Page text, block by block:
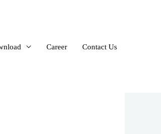
Career Contact Us